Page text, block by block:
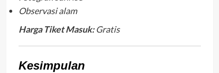
Observasi alam
Harga Tiket Masuk:Gratis
Kesimpulan